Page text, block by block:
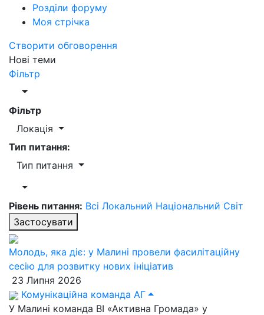
Розділи форуму
Моя стрічка
Створити обговорення
Нові теми
Фільтр
Фільтр
Локація
Тип питання:
Тип питання
Рівень питання: Всі Локальний Національний Світ
Застосувати
Молодь, яка діє: у Малині провели фасилітаційну
сесію для розвитку нових ініціатив
23 Липня 2026
Комунікаційна команда АГ
У Малині команда ВІ «Активна Громада» у